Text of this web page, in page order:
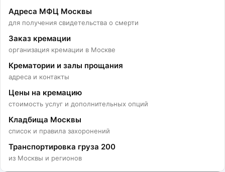
Адреса МФЦ Москвы
для получения свидетельства о смерти
Заказ кремации
организация кремации в Москве
Крематории и залы прощания
адреса и контакты
Цены на кремацию
стоимость услуг и дополнительных опций
Кладбища Москвы
список и правила захоронений
Транспортировка груза 200
из Москвы и регионов
Колумбарий на
Домодедовском кладбище